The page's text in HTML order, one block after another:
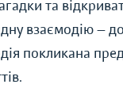
та
взаємодію —
покликана